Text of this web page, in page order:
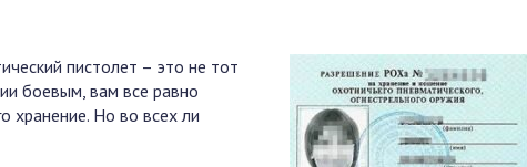
пистолет – это не тот
боевым, вам все равно
хранение. Но во всех ли